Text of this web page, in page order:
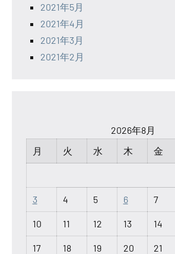
2021年5月
2021年4月
2021年3月
2021年2月
2026年8月
月
火 水 木 金
3 4 5 6 7
10 11 12 13 14
17 18 19 20 21